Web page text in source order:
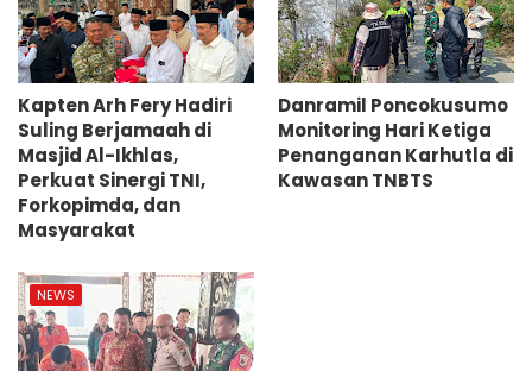
Kapten Arh Fery Hadiri
Suling Berjamaah di
Masjid Al-Ikhlas,
Perkuat Sinergi TNI,
Forkopimda, dan
Masyarakat
Danramil Poncokusumo
Monitoring Hari Ketiga
Penanganan Karhutla di
Kawasan TNBTS
NEWS